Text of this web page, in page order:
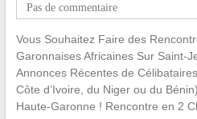
Pas de commentaire
Vous Souhaitez Faire des
Garonnaises Africaines Sur Saint-
Annonces Récentes de
Côte d’Ivoire, du Niger ou du
Haute-Garonne ! Rencontre en 2